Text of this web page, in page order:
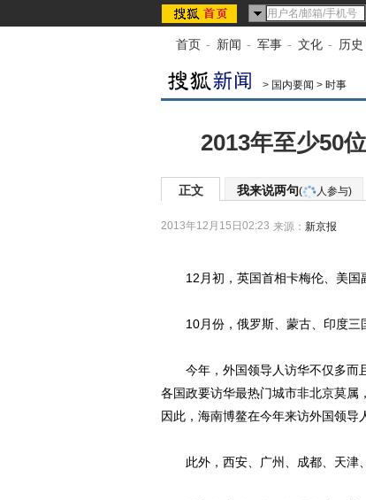
首页 - 新闻 - 军事 - 文化 - 历史
> 国内要闻 > 时事
2013年至少50
正文 我来说两句( 人参与)
2013年12月15日02:23 来源： 新京报
12月初，英国首相卡梅伦、美国
10月份，俄罗斯、蒙古、印度三
今年，外国领导人访华不仅多而且
各国政要访华最热门城市非北京莫属
因此，海南博鳌在今年来访外国领导
此外，西安、广州、成都、天津、